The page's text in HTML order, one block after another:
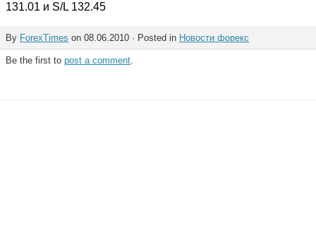
131.01 и S/L 132.45
By ForexTimes on 08.06.2010 · Posted in Новости форекс
Be the first to post a comment.